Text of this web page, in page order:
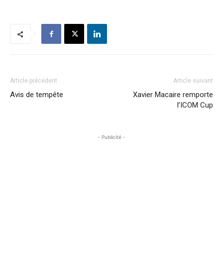
Article précédent
Avis de tempête
Article suivant
Xavier Macaire remporte
l’ICOM Cup
- Publicité -